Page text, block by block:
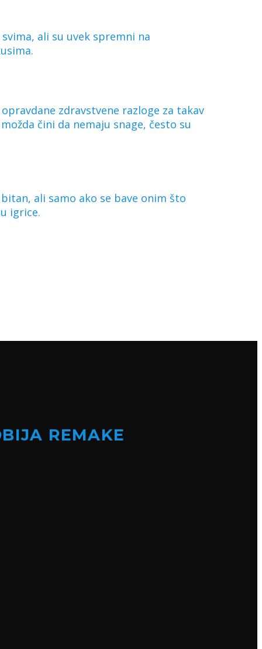
ali su uvek spremni na
zdravstvene razloge za takav
čini da nemaju snage, često su
ali samo ako se bave onim što
igrice.
REMAKE